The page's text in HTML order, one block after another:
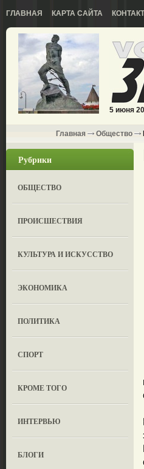
ГЛАВНАЯ КАРТА САЙТА
5 июня
Главная Общество
Рубрики
ОБЩЕСТВО
ПРОИСШЕСТВИЯ
КУЛЬТУРА И ИСКУССТВО
ЭКОНОМИКА
ПОЛИТИКА
СПОРТ
КРОМЕ ТОГО
ИНТЕРВЬЮ
БЛОГИ